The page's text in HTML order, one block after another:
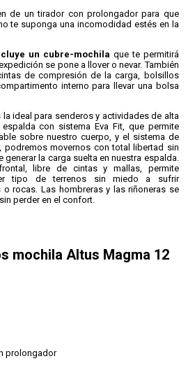
de un tirador con prolongador para que
te suponga una incomodidad estés en la
un cubre-mochila que te permitirá
se pone a llover o nevar. También
de compresión de la carga, bolsillos
interno para llevar una bolsa
ideal para senderos y actividades de alta
con sistema Eva Fit, que permite
sobre nuestro cuerpo, y el sistema de
podremos movernos con total libertad sin
la carga suelta en nuestra espalda.
libre de cintas y mallas, permite
tipo de terrenos sin miedo a sufrir
o rocas. Las hombreras y las riñoneras se
perder en el confort.
mochila Altus Magma 12
prolongador